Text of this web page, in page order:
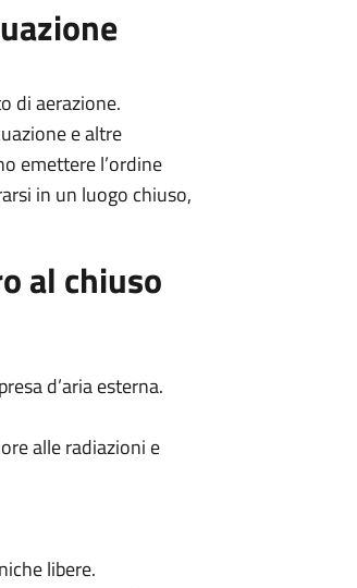
di aerazione.
e altre
emettere l’ordine
in un luogo chiuso,
al chiuso
d’aria esterna.
alle radiazioni e
libere.